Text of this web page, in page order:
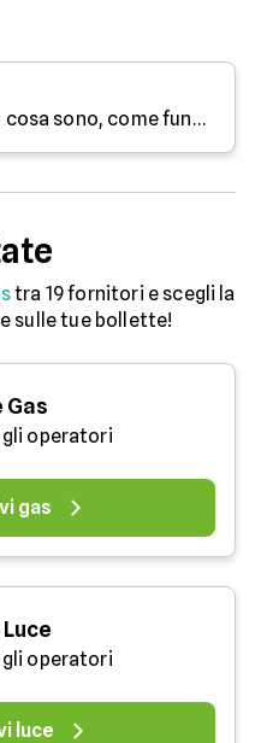
Comunità energetiche: cosa sono, come funzionano e vantaggi
tra 19 fornitori e scegli la
sulle tue bollette!
operatori
gas
operatori
luce